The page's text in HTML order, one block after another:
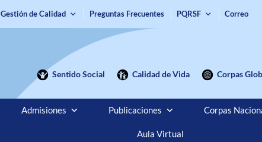
Gestión de Calidad Preguntas Frecuentes PQRSF Correo
Sentido Social Calidad de Vida Corpas
Admisiones Publicaciones Corpas
Aula Virtual